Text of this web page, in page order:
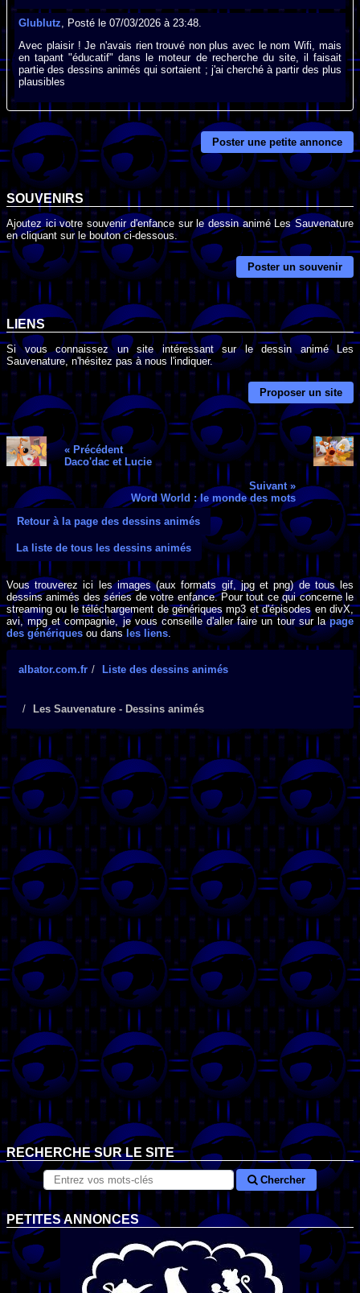
Glublutz , Posté le 07/03/2026 à 23:48.
Avec plaisir ! Je n'avais rien trouvé non plus avec le nom Wifi, mais
en tapant "éducatif" dans le moteur de recherche du site, il faisait
partie des dessins animés qui sortaient ; j'ai cherché à partir des plus
plausibles
Poster une petite annonce
SOUVENIRS
Ajoutez ici votre souvenir d'enfance sur le dessin animé Les Sauvenature
en cliquant sur le bouton ci-dessous.
Poster un souvenir
LIENS
Si vous connaissez un site intéressant sur le dessin animé Les
Sauvenature, n'hésitez pas à nous l'indiquer.
Proposer un site
« Précédent
Daco'dac et Lucie
Suivant »
Word World : le monde des mots
Retour à la page des dessins animés
La liste de tous les dessins animés
Vous trouverez ici les images (aux formats gif, jpg et png) de tous les
dessins animés des séries de votre enfance. Pour tout ce qui concerne le
streaming ou le téléchargement de génériques mp3 et d'épisodes en divX,
avi, mpg et compagnie, je vous conseille d'aller faire un tour sur lapage
des génériques ou dansles liens
albator.com.fr Liste des dessins animés
Les Sauvenature - Dessins animés
RECHERCHE SUR LE SITE
Chercher
PETITES ANNONCES